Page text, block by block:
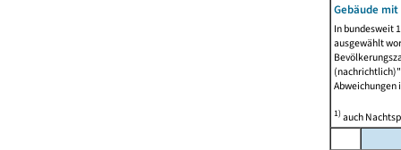
Gebäude
In bundesweit
ausgewählt
Abweichungen
1)auch